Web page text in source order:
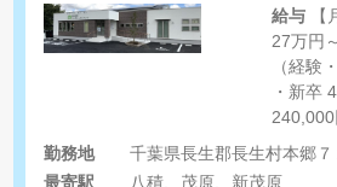
給与
27万円
（経験
・新卒
240,000
卒 月給
給】時
勤務地
千葉県長生郡長生村本郷７
最寄駅
八積、茂原、新茂原